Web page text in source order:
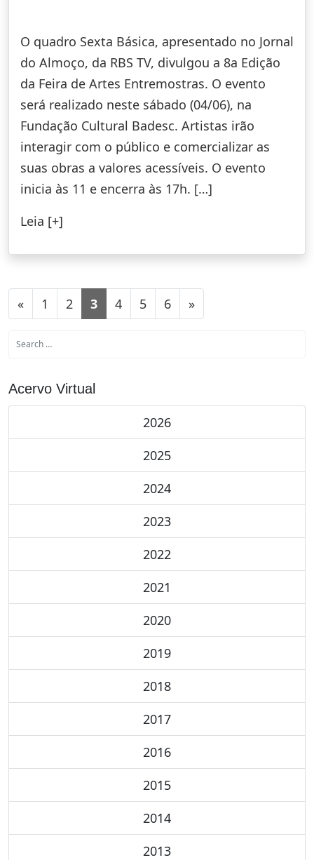
O quadro Sexta Básica, apresentado no Jornal
do Almoço, da RBS TV, divulgou a 8a Edição
da Feira de Artes Entremostras. O evento
será realizado neste sábado (04/06), na
Fundação Cultural Badesc. Artistas irão
interagir com o público e comercializar as
suas obras a valores acessíveis. O evento
inicia às 11 e encerra às 17h. […]
Leia [+]
« 1 2 3 4 5 6 »
Acervo Virtual
2026
2025
2024
2023
2022
2021
2020
2019
2018
2017
2016
2015
2014
2013